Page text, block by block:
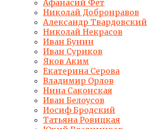
Афанасий Фет
Николай Добронравов
Александр Твардовский
Николай Некрасов
Иван Бунин
Иван Суриков
Яков Аким
Екатерина Серова
Владимир Орлов
Нина Саконская
Иван Белоусов
Иосиф Бродский
Татьяна Ровицкая